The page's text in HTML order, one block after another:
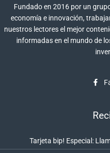
Fundado en 2016 por un
economía e innovación,
nuestros lectores el mejor
informadas en el mundo de
Tarjeta bip! Especial: